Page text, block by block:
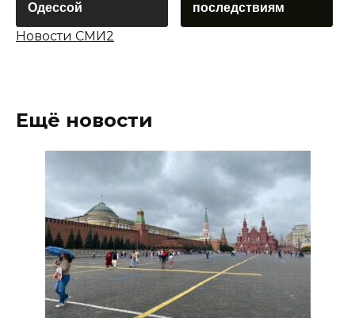
Одессой
последствиям
Новости СМИ2
Ещё новости